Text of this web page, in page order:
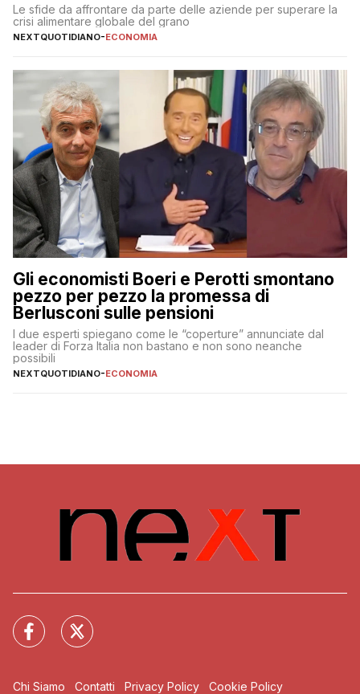
Le sfide da affrontare da parte delle aziende per superare la
crisi alimentare globale del grano
NEXTQUOTIDIANO-ECONOMIA
Gli economisti Boeri e Perotti smontano
pezzo per pezzo la promessa di
Berlusconi sulle pensioni
I due esperti spiegano come le “coperture” annunciate dal
leader di Forza Italia non bastano e non sono neanche
possibili
NEXTQUOTIDIANO-ECONOMIA
Chi Siamo Contatti Privacy Policy Cookie Policy